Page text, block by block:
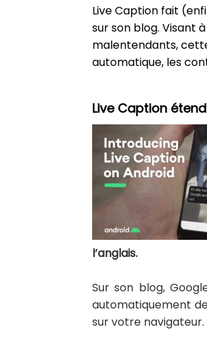
Live Caption fait
sur son blog. Visant
malentendants,
automatique, les
Live Caption
l’anglais.
Sur son blog,
automatiquement
sur votre navigateur.